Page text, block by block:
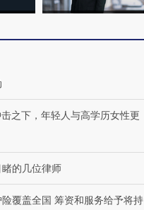
之下，年轻人与高学历女性更
的几位律师
覆盖全国 筹资和服务给予将持